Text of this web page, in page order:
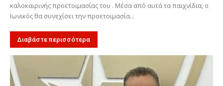
καλοκαιρινής προετοιμασίας του . Μέσα από αυτά τα παιχνίδια, ο
Ιωνικός θα συνεχίσει την προετοιμασία...
Διαβάστε περισσότερα